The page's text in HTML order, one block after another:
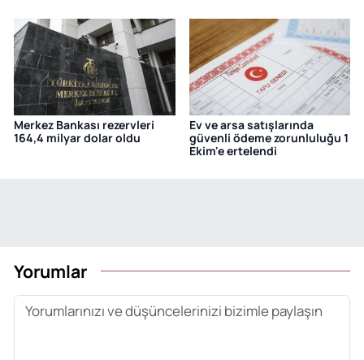
Merkez Bankası rezervleri
164,4 milyar dolar oldu
Ev ve arsa satışlarında
güvenli ödeme zorunluluğu 1
Ekim'e ertelendi
Yorumlar